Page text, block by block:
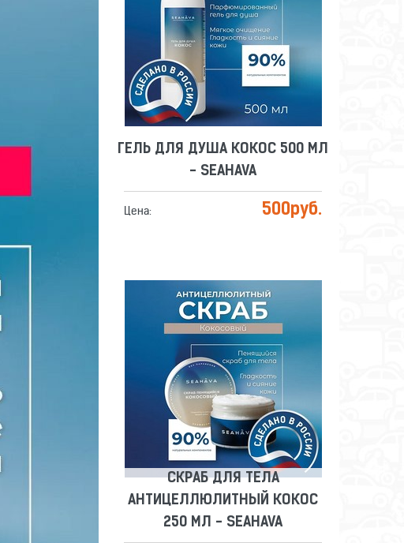
Сравнить Отложить
ГЕЛЬ ДЛЯ ДУША КОКОС 500 МЛ
- SEAHAVA
Цена: 500руб.
СКРАБ ДЛЯ ТЕЛА
АНТИЦЕЛЛЮЛИТНЫЙ КОКОС
250 МЛ - SEAHAVA
Сравнить Отложить
СКРАБ ДЛЯ ТЕЛА
АНТИЦЕЛЛЮЛИТНЫЙ КОКОС
250 МЛ - SEAHAVA